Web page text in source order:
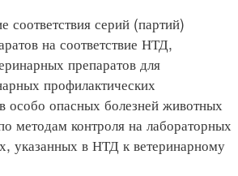
серий (партий)
на соответствие НТД,
препаратов для
профилактических
особо опасных болезней животных
методам контроля на лабораторных
указанных в НТД к ветеринарному